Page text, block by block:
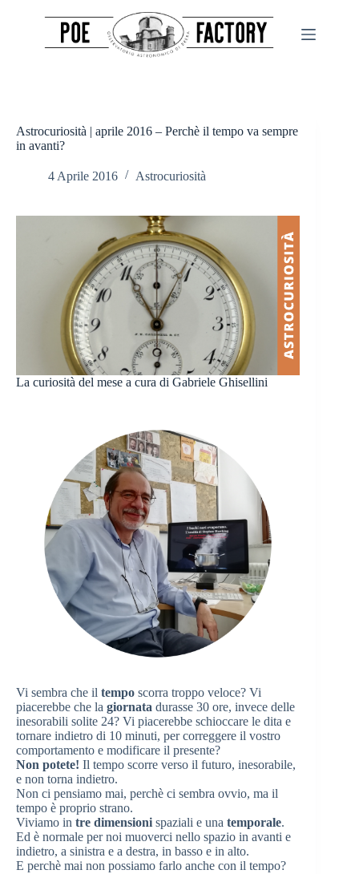
Astrocuriosità | aprile 2016 – Perchè il tempo va sempre
in avanti?
4 Aprile 2016 Astrocuriosità
La curiosità del mese a cura di Gabriele Ghisellini
Vi sembra che il tempo scorra troppo veloce? Vi
piacerebbe che la giornata durasse 30 ore, invece delle
inesorabili solite 24? Vi piacerebbe schioccare le dita e
tornare indietro di 10 minuti, per correggere il vostro
comportamento e modificare il presente?
Non potete! Il tempo scorre verso il futuro, inesorabile,
e non torna indietro.
Non ci pensiamo mai, perchè ci sembra ovvio, ma il
tempo è proprio strano.
Viviamo in tre dimensioni spaziali e una temporale.
Ed è normale per noi muoverci nello spazio in avanti e
indietro, a sinistra e a destra, in basso e in alto.
E perchè mai non possiamo farlo anche con il tempo?